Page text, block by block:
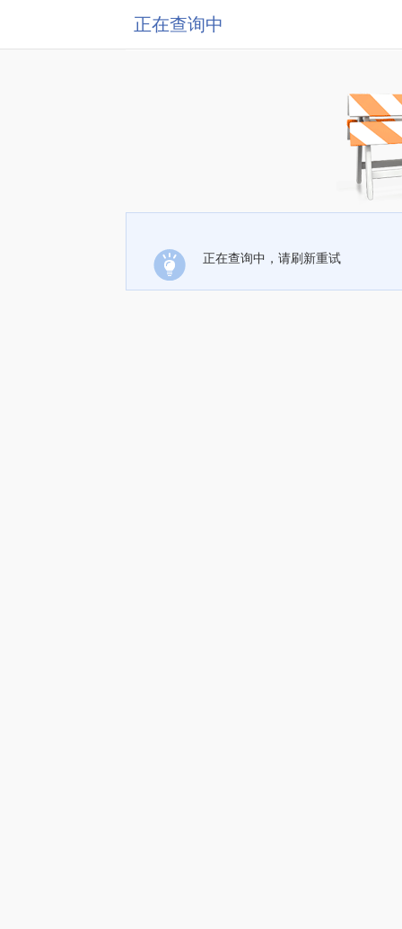
正在查询中
正在查询中，请刷新重试